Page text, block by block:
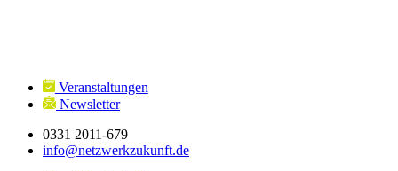
Veranstaltungen
Newsletter
0331 2011-679
info@netzwerkzukunft.de